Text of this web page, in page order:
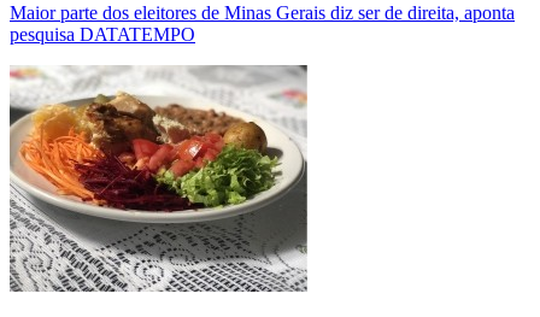
Maior parte dos eleitores de Minas Gerais diz ser de direita, aponta
pesquisa DATATEMPO